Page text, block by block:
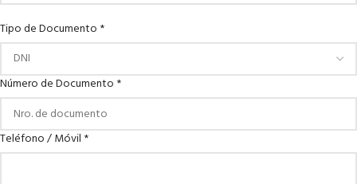
Tipo de Documento *
Número de Documento *
Teléfono / Móvil *